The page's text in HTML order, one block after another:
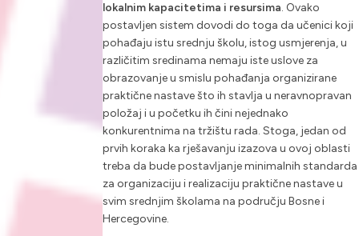
lokalnim kapacitetima i resursima. Ovako
postavljen sistem dovodi do toga da učenici koji
pohađaju istu srednju školu, istog usmjerenja, u
različitim sredinama nemaju iste uslove za
obrazovanje u smislu pohađanja organizirane
praktične nastave što ih stavlja u neravnopravan
položaj i u početku ih čini nejednako
konkurentnima na tržištu rada. Stoga, jedan od
prvih koraka ka rješavanju izazova u ovoj oblasti
treba da bude postavljanje minimalnih standarda
za organizaciju i realizaciju praktične nastave u
svim srednjim školama na području Bosne i
Hercegovine.